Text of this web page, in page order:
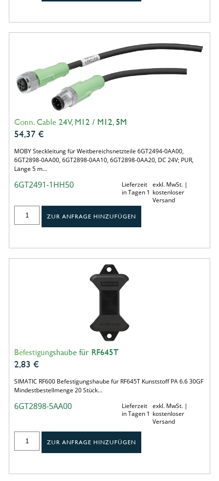
Conn. Cable 24V, M12 / M12, 5M
54,37 €
MOBY Steckleitung für Weitbereichsnetzteile 6GT2494-0AA00,
6GT2898-0AA00, 6GT2898-0AA10, 6GT2898-0AA20, DC 24V; PUR,
Länge 5 m…
6GT2491-1HH50
Lieferzeit
in Tagen 1
exkl. MwSt. |
kostenloser
Versand
ZUR ANFRAGE HINZUFÜGEN
Befestigungshaube für RF645T
2,83 €
SIMATIC RF600 Befestigungshaube für RF645T Kunststoff PA 6.6 30GF
Mindestbestellmenge 20 Stück…
6GT2898-5AA00
Lieferzeit
in Tagen 1
exkl. MwSt. |
kostenloser
Versand
ZUR ANFRAGE HINZUFÜGEN